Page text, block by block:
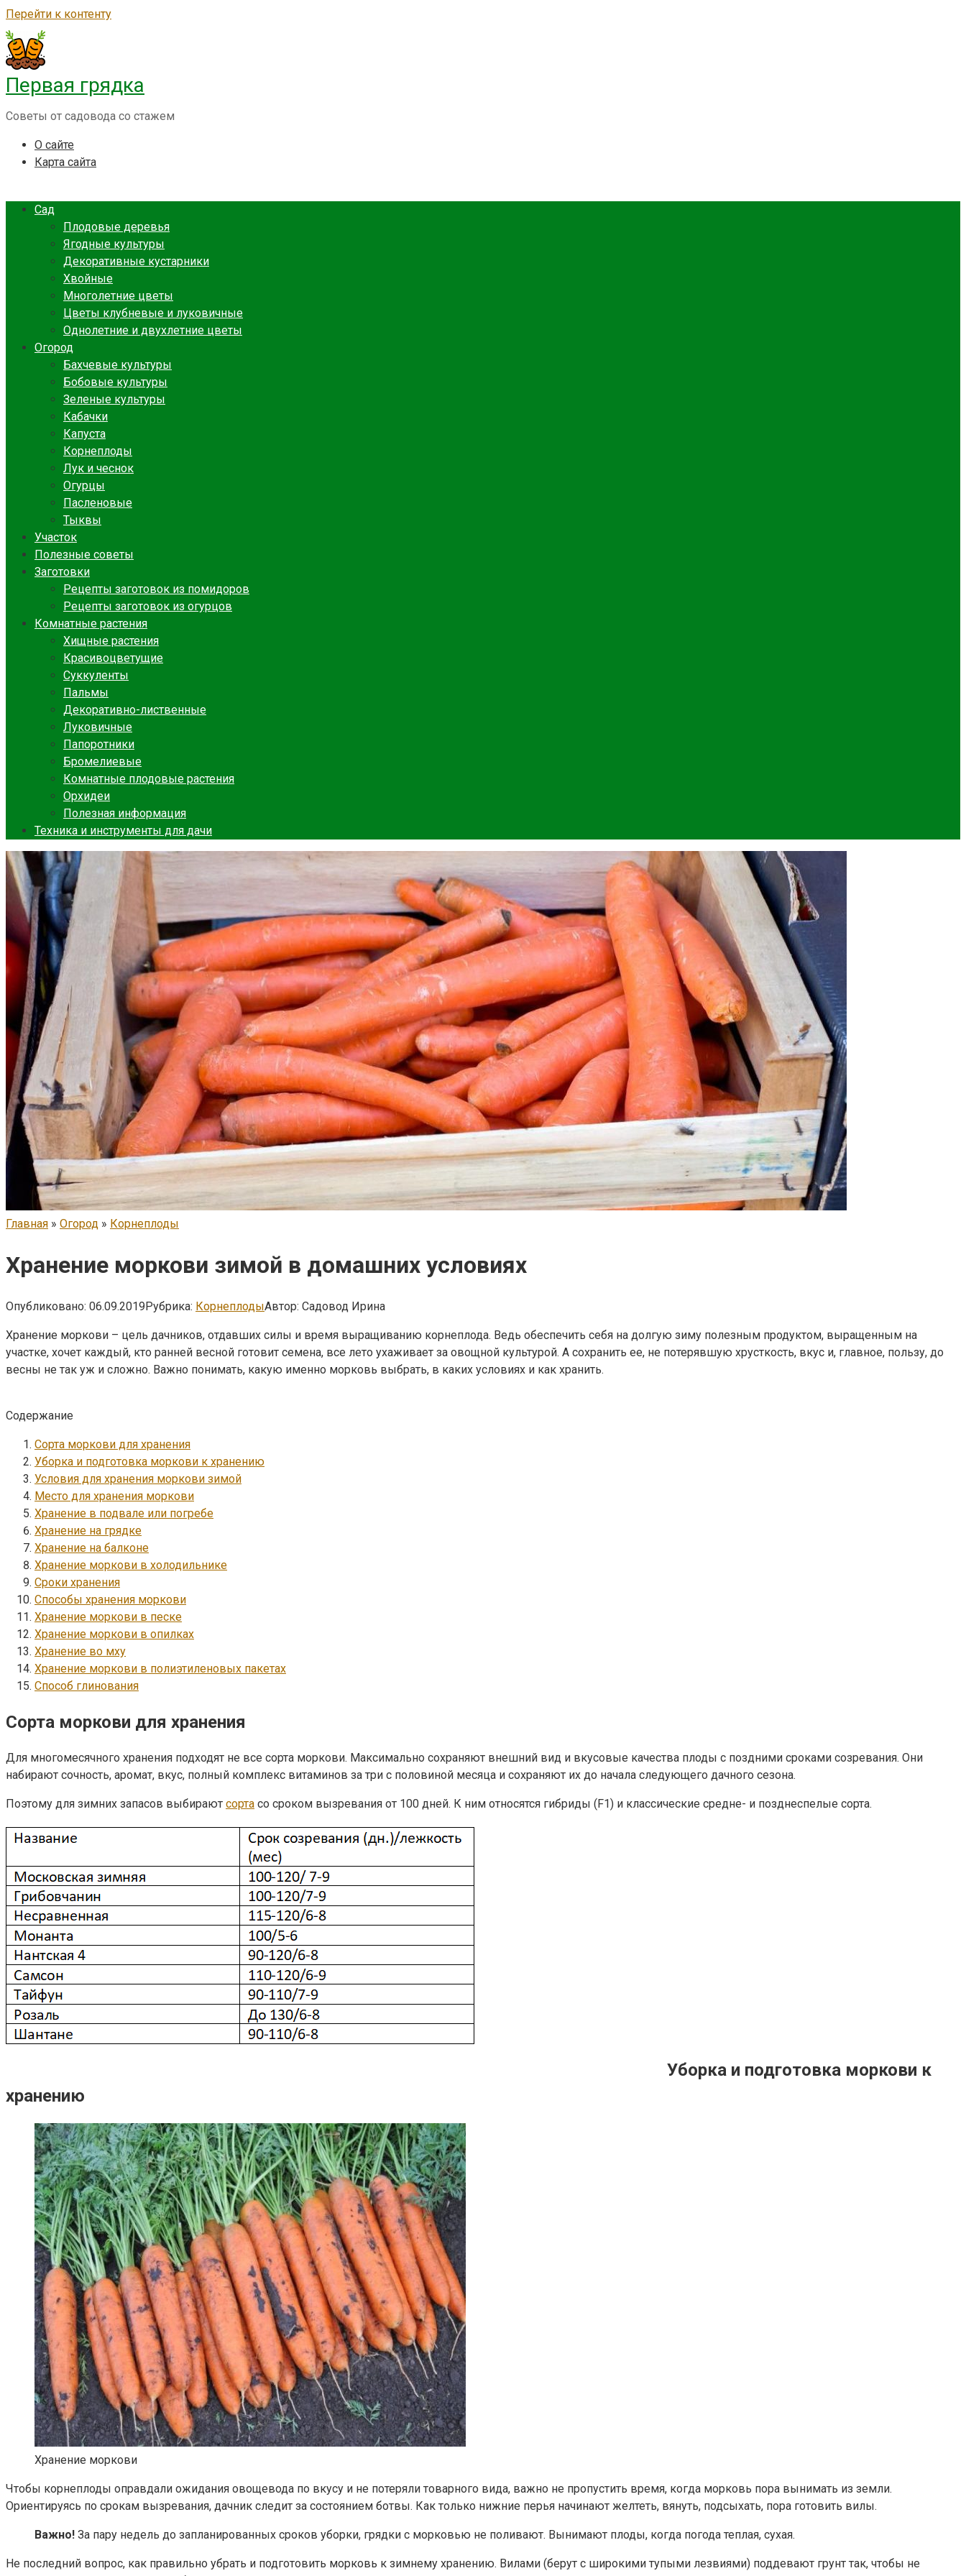
Перейти к контенту
Первая грядка
Советы от садовода со стажем
О сайте
Карта сайта
Сад
Плодовые деревья
Ягодные культуры
Декоративные кустарники
Хвойные
Многолетние цветы
Цветы клубневые и луковичные
Однолетние и двухлетние цветы
Огород
Бахчевые культуры
Бобовые культуры
Зеленые культуры
Кабачки
Капуста
Корнеплоды
Лук и чеснок
Огурцы
Пасленовые
Тыквы
Участок
Полезные советы
Заготовки
Рецепты заготовок из помидоров
Рецепты заготовок из огурцов
Комнатные растения
Хищные растения
Красивоцветущие
Суккуленты
Пальмы
Декоративно-лиственные
Луковичные
Папоротники
Бромелиевые
Комнатные плодовые растения
Орхидеи
Полезная информация
Техника и инструменты для дачи
Главная » Огород » Корнеплоды
Хранение моркови зимой в домашних условиях
Опубликовано: 06.09.2019Рубрика: КорнеплодыАвтор: Садовод Ирина
Хранение моркови – цель дачников, отдавших силы и время выращиванию корнеплода. Ведь обеспечить себя на долгую зиму полезным продуктом, выращенным на
участке, хочет каждый, кто ранней весной готовит семена, все лето ухаживает за овощной культурой. А сохранить ее, не потерявшую хрусткость, вкус и, главное, пользу, до
весны не так уж и сложно. Важно понимать, какую именно морковь выбрать, в каких условиях и как хранить.
Содержание
Сорта моркови для хранения
Уборка и подготовка моркови к хранению
Условия для хранения моркови зимой
Место для хранения моркови
Хранение в подвале или погребе
Хранение на грядке
Хранение на балконе
Хранение моркови в холодильнике
Сроки хранения
Способы хранения моркови
Хранение моркови в песке
Хранение моркови в опилках
Хранение во мху
Хранение моркови в полиэтиленовых пакетах
Способ глинования
Сорта моркови для хранения
Для многомесячного хранения подходят не все сорта моркови. Максимально сохраняют внешний вид и вкусовые качества плоды с поздними сроками созревания. Они
набирают сочность, аромат, вкус, полный комплекс витаминов за три с половиной месяца и сохраняют их до начала следующего дачного сезона.
Поэтому для зимних запасов выбирают сорта со сроком вызревания от 100 дней. К ним относятся гибриды (F1) и классические средне- и позднеспелые сорта.
Уборка и подготовка моркови к
хранению
Хранение моркови
Чтобы корнеплоды оправдали ожидания овощевода по вкусу и не потеряли товарного вида, важно не пропустить время, когда морковь пора вынимать из земли.
Ориентируясь по срокам вызревания, дачник следит за состоянием ботвы. Как только нижние перья начинают желтеть, вянуть, подсыхать, пора готовить вилы.
Важно! За пару недель до запланированных сроков уборки, грядки с морковью не поливают. Вынимают плоды, когда погода теплая, сухая.
Не последний вопрос, как правильно убрать и подготовить морковь к зимнему хранению. Вилами (берут с широкими тупыми лезвиями) поддевают грунт так, чтобы не